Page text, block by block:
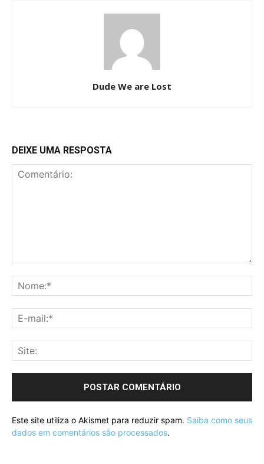
Dude We are Lost
DEIXE UMA RESPOSTA
Este site utiliza o Akismet para reduzir spam. Saiba como seus
dados em comentários são processados.